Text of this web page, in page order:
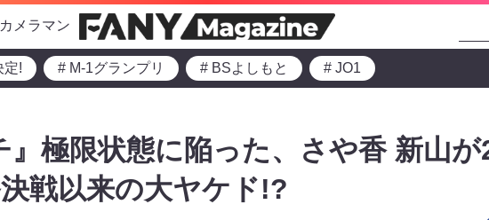
メラマン
定! # M-1グランプリ # BSよしもと # JO1
』極限状態に陥った、さや香 新山
決戦以来の大ヤケド!?